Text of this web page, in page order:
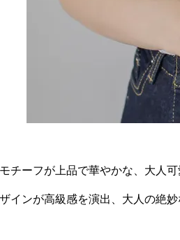
チーフが上品で華やかな、大人可
インが高級感を演出、大人の絶